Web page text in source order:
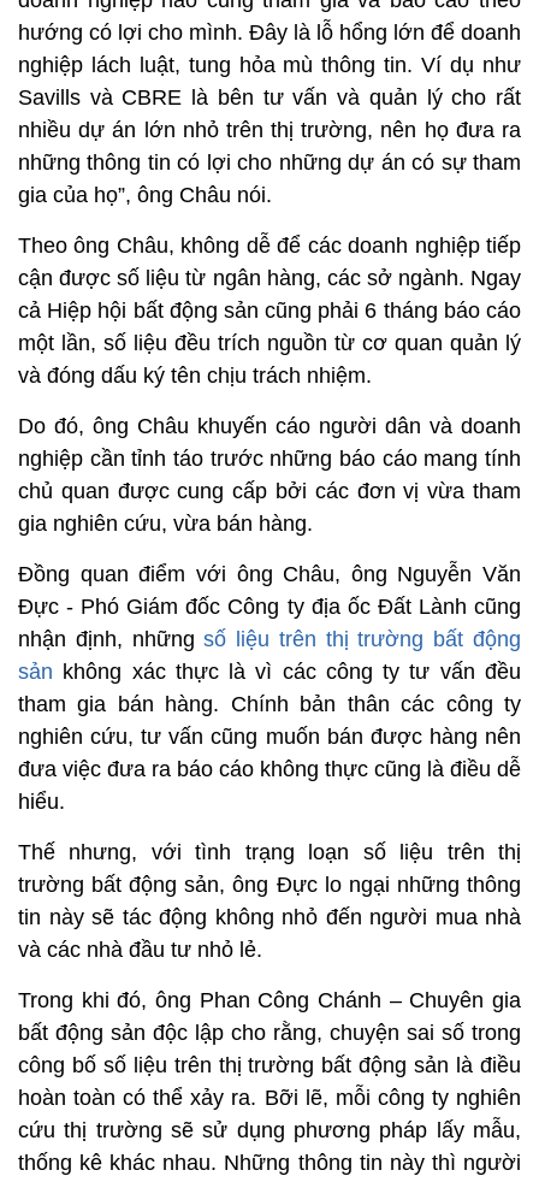
hướng có lợi cho mình. Đây là lỗ hổng lớn để doanh
nghiệp lách luật, tung hỏa mù thông tin. Ví dụ như
Savills và CBRE là bên tư vấn và quản lý cho rất
nhiều dự án lớn nhỏ trên thị trường, nên họ đưa ra
những thông tin có lợi cho những dự án có sự tham
gia của họ”, ông Châu nói.
Theo ông Châu, không dễ để các doanh nghiệp tiếp
cận được số liệu từ ngân hàng, các sở ngành. Ngay
cả Hiệp hội bất động sản cũng phải 6 tháng báo cáo
một lần, số liệu đều trích nguồn từ cơ quan quản lý
và đóng dấu ký tên chịu trách nhiệm.
Do đó, ông Châu khuyến cáo người dân và doanh
nghiệp cần tỉnh táo trước những báo cáo mang tính
chủ quan được cung cấp bởi các đơn vị vừa tham
gia nghiên cứu, vừa bán hàng.
Đồng quan điểm với ông Châu, ông Nguyễn Văn
Đực - Phó Giám đốc Công ty địa ốc Đất Lành cũng
nhận định, nhữngsố liệu trên thị trường bất động
sản không xác thực là vì các công ty tư vấn đều
tham gia bán hàng. Chính bản thân các công ty
nghiên cứu, tư vấn cũng muốn bán được hàng nên
đưa việc đưa ra báo cáo không thực cũng là điều dễ
hiểu.
Thế nhưng, với tình trạng loạn số liệu trên thị
trường bất động sản, ông Đực lo ngại những thông
tin này sẽ tác động không nhỏ đến người mua nhà
và các nhà đầu tư nhỏ lẻ.
Trong khi đó, ông Phan Công Chánh – Chuyên gia
bất động sản độc lập cho rằng, chuyện sai số trong
công bố số liệu trên thị trường bất động sản là điều
hoàn toàn có thể xảy ra. Bỡi lẽ, mỗi công ty nghiên
cứu thị trường sẽ sử dụng phương pháp lấy mẫu,
thống kê khác nhau. Những thông tin này thì người